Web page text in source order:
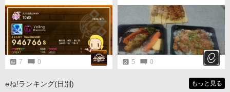
ア更新になりました☆
7 0 5 0
eね!ランキング(日別) もっと見る